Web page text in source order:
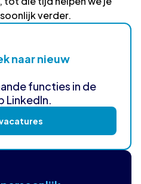
verder.
naar nieuw
functies in de